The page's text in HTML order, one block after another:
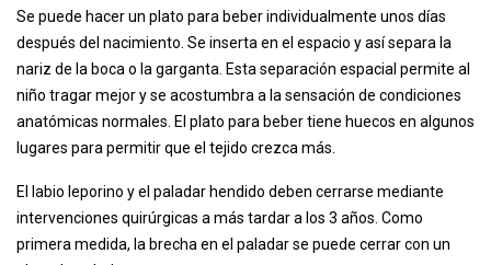
Se puede hacer un plato para beber individualmente unos días
después del nacimiento. Se inserta en el espacio y así separa la
nariz de la boca o la garganta. Esta separación espacial permite al
niño tragar mejor y se acostumbra a la sensación de condiciones
anatómicas normales. El plato para beber tiene huecos en algunos
lugares para permitir que el tejido crezca más.
El labio leporino y el paladar hendido deben cerrarse mediante
intervenciones quirúrgicas a más tardar a los 3 años. Como
primera medida, la brecha en el paladar se puede cerrar con un